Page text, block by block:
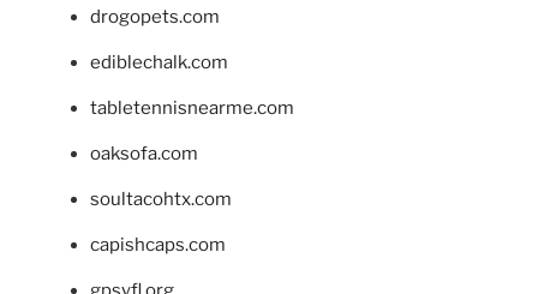
drogopets.com
ediblechalk.com
tabletennisnearme.com
oaksofa.com
soultacohtx.com
capishcaps.com